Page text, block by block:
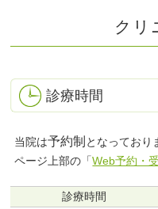
クリ
診療時間
当院は予約制 となっており
ページ上部の「Web予約・
診療時間